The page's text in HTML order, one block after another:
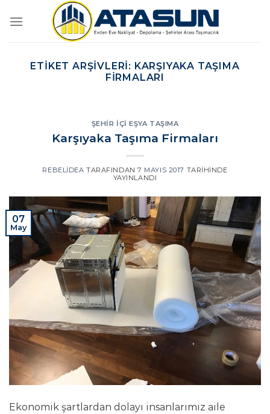
atla
ETIKET ARŞIVLERI: KARŞIYAKA TAŞIMA
FIRMALARI
ŞEHIR İÇI EŞYA TAŞIMA
Karşıyaka Taşıma Firmaları
REBELIDEA TARAFINDAN 7 MAYIS 2017 TARIHINDE
YAYINLANDI
07
May
Ekonomik şartlardan dolayı insanlarımız aile